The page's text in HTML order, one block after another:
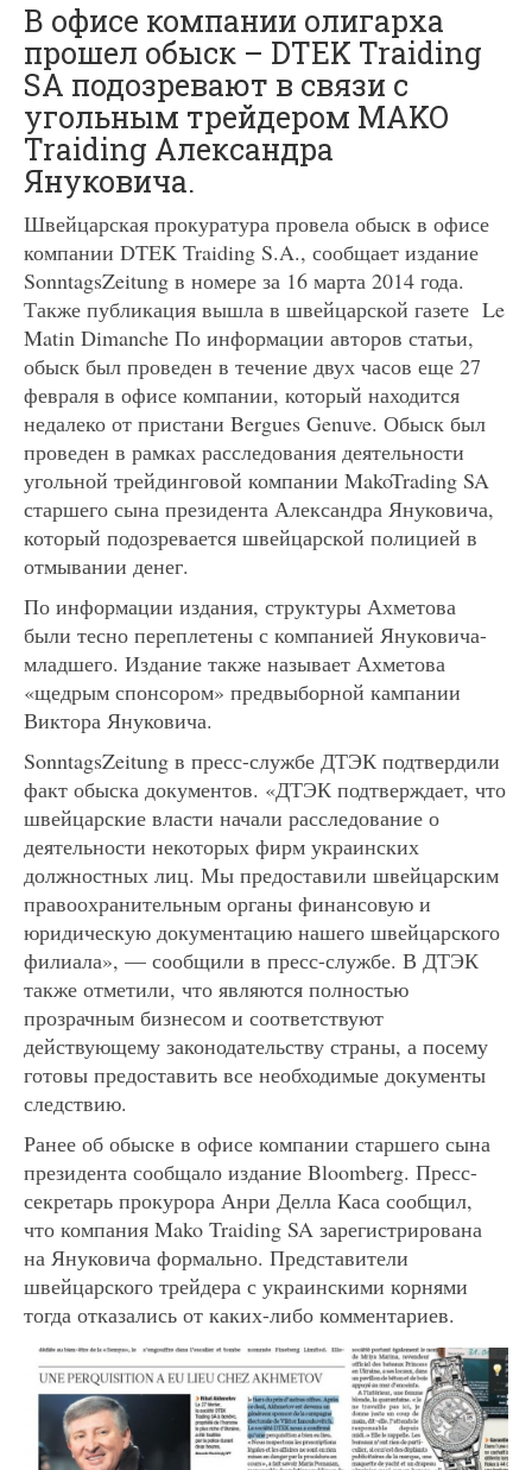
В офисе компании олигарха
прошел обыск – DTEK Traiding
SA подозревают в связи с
угольным трейдером MAKO
Traiding Александра
Януковича.
Швейцарская прокуратура провела обыск в офисе
компании DTEK Traiding S.A., сообщает издание
SonntagsZeitung в номере за 16 марта 2014 года.
Также публикация вышла в швейцарской газете Le
Matin Dimanche По информации авторов статьи,
обыск был проведен в течение двух часов еще 27
февраля в офисе компании, который находится
недалеко от пристани Bergues Genuve. Обыск был
проведен в рамках расследования деятельности
угольной трейдинговой компании MakoTrading SA
старшего сына президента Александра Януковича,
который подозревается швейцарской полицией в
отмывании денег.
По информации издания, структуры Ахметова
были тесно переплетены с компанией Януковича-
младшего. Издание также называет Ахметова
«щедрым спонсором» предвыборной кампании
Виктора Януковича.
SonntagsZeitung в пресс-службе ДТЭК подтвердили
факт обыска документов. «ДТЭК подтверждает, что
швейцарские власти начали расследование о
деятельности некоторых фирм украинских
должностных лиц. Мы предоставили швейцарским
правоохранительным органы финансовую и
юридическую документацию нашего швейцарского
филиала», — сообщили в пресс-службе. В ДТЭК
также отметили, что являются полностью
прозрачным бизнесом и соответствуют
действующему законодательству страны, а посему
готовы предоставить все необходимые документы
следствию.
Ранее об обыске в офисе компании старшего сына
президента сообщало издание Bloomberg. Пресс-
секретарь прокурора Анри Делла Каса сообщил,
что компания Mako Traiding SA зарегистрирована
на Януковича формально. Представители
швейцарского трейдера с украинскими корнями
тогда отказались от каких-либо комментариев.